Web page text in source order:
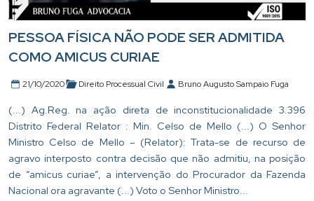
PESSOA FÍSICA NÃO PODE SER ADMITIDA
COMO AMICUS CURIAE
21/10/2020 Direito Processual Civil Bruno Augusto Sampaio Fuga
(...) Ag.Reg. na ação direta de inconstitucionalidade 3.396
Distrito Federal Relator : Min. Celso de Mello (...) O Senhor
Ministro Celso de Mello – (Relator): Trata-se de recurso de
agravo interposto contra decisão que não admitiu, na posição
de “amicus curiae”, a intervenção do Procurador da Fazenda
Nacional ora agravante (...) Voto o Senhor Ministro...